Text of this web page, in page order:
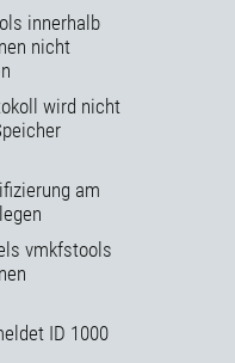
innerhalb
nicht
wird nicht
am
vmkfstools
ID 1000